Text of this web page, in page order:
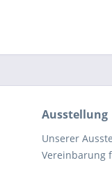
Ausstellung
Unserer
Vereinbarung